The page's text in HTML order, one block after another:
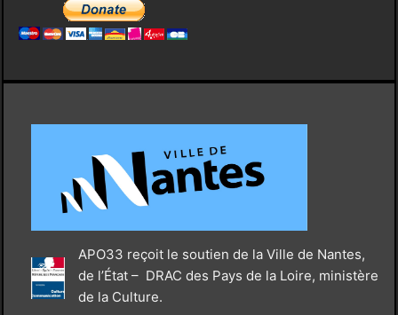
APO33 reçoit le soutien de la Ville de Nantes,
de l’État – DRAC des Pays de la Loire, ministère
de la Culture.